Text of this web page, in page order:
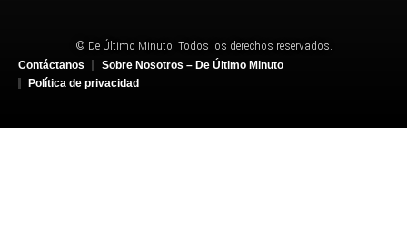
© De Último Minuto. Todos los derechos reservados.
Contáctanos
Sobre Nosotros – De Último Minuto
Política de privacidad